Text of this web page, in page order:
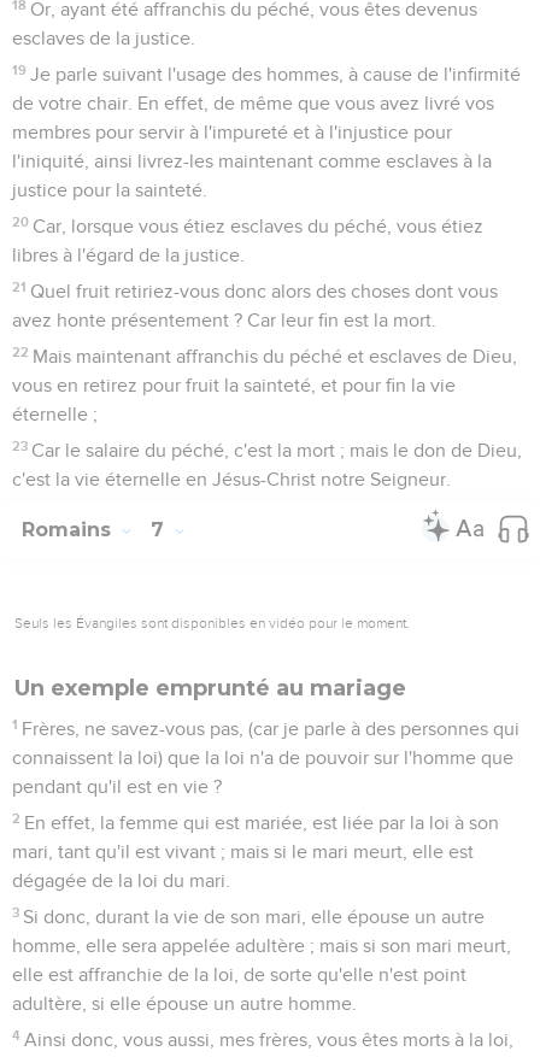
18 Or, ayant été affranchis du péché, vous êtes devenus
esclaves de la justice.
19 Je parle suivant l'usage des hommes, à cause de l'infirmité
de votre chair. En effet, de même que vous avez livré vos
membres pour servir à l'impureté et à l'injustice pour
l'iniquité, ainsi livrez-les maintenant comme esclaves à la
justice pour la sainteté.
20 Car, lorsque vous étiez esclaves du péché, vous étiez
libres à l'égard de la justice.
21 Quel fruit retiriez-vous donc alors des choses dont vous
avez honte présentement ? Car leur fin est la mort.
22 Mais maintenant affranchis du péché et esclaves de Dieu,
vous en retirez pour fruit la sainteté, et pour fin la vie
éternelle ;
23 Car le salaire du péché, c'est la mort ; mais le don de Dieu,
c'est la vie éternelle en Jésus-Christ notre Seigneur.
Romains 7
Seuls les Évangiles sont disponibles en vidéo pour le moment.
Un exemple emprunté au mariage
1 Frères, ne savez-vous pas, (car je parle à des personnes qui
connaissent la loi) que la loi n'a de pouvoir sur l'homme que
pendant qu'il est en vie ?
2 En effet, la femme qui est mariée, est liée par la loi à son
mari, tant qu'il est vivant ; mais si le mari meurt, elle est
dégagée de la loi du mari.
3 Si donc, durant la vie de son mari, elle épouse un autre
homme, elle sera appelée adultère ; mais si son mari meurt,
elle est affranchie de la loi, de sorte qu'elle n'est point
adultère, si elle épouse un autre homme.
4 Ainsi donc, vous aussi, mes frères, vous êtes morts à la loi,